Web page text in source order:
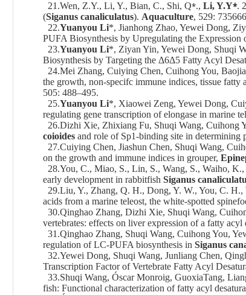
21.Wen, Z.Y., Li, Y., Bian, C., Shi, Q⁎., Li, Y.Y⁎.
(Siganus canaliculatus). Aquaculture, 529:
22.Yuanyou Li*, Jianhong Zhao, Yewei Dong,
PUFA Biosynthesis by Upregulating the Expression
23.Yuanyou Li*, Ziyan Yin, Yewei Dong, Shuqi
Biosynthesis by Targeting the Δ6Δ5 Fatty Acyl
24.Mei Zhang, Cuiying Chen, Cuihong You,
the growth, non-specifc immune indices, tissue
505: 488–495.
25.Yuanyou Li*, Xiaowei Zeng, Yewei Dong,
regulating gene transcription of elongase in marine
26.Dizhi Xie, Zhixiang Fu, Shuqi Wang, Cuihong
coioides and role of Sp1-binding site in determining
27.Cuiying Chen, Jiashun Chen, Shuqi Wang,
on the growth and immune indices in grouper,
28.You, C., Miao, S., Lin, S., Wang, S., Waiho,
early development in rabbitfish Siganus
29.Liu, Y., Zhang, Q. H., Dong, Y. W., You, C.
acids from a marine teleost, the white-spotted
30.Qinghao Zhang, Dizhi Xie, Shuqi Wang,
vertebrates: effects on liver expression of a fatty acyl
31.Qinghao Zhang, Shuqi Wang, Cuihong You,
regulation of LC-PUFA biosynthesis in Siganus
32.Yewei Dong, Shuqi Wang, Junliang Chen,
Transcription Factor of Vertebrate Fatty Acyl
33.Shuqi Wang, Óscar Monroig, GuoxiaTang,
fish: Functional characterization of fatty acyl